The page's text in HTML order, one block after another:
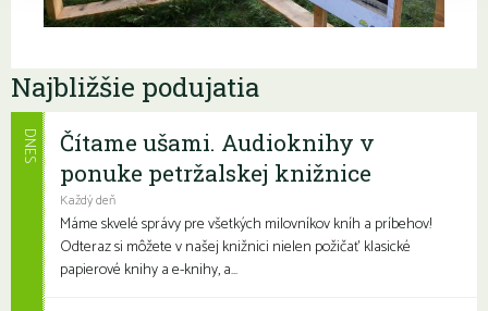
Najbližšie podujatia
Čítame ušami. Audioknihy v
ponuke petržalskej knižnice
Každý deň
Máme skvelé správy pre všetkých milovníkov kníh a príbehov!
Odteraz si môžete v našej knižnici nielen požičať klasické
papierové knihy a e-knihy, a...
DNES